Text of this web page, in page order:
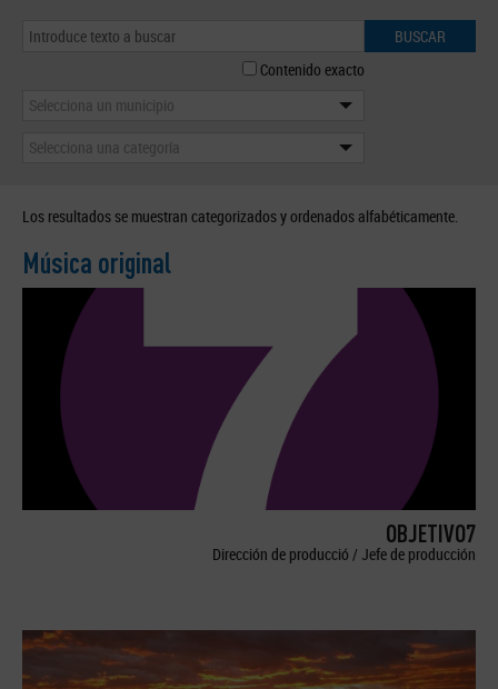
BUSCAR
Contenido exacto
Selecciona un municipio
Selecciona una categoría
Los resultados se muestran categorizados y ordenados alfabéticamente.
Música original
OBJETIVO7
Dirección de producció / Jefe de producción